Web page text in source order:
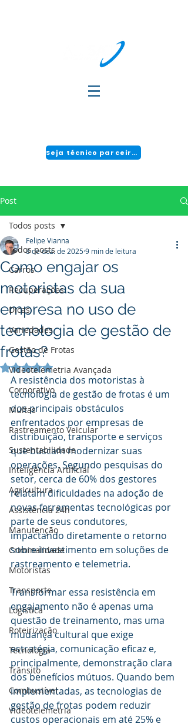
Seja técnico parceiro!
Post
Todos posts
Carros
Recuperações
Dicas
Variedades
Gestão de Frotas
Videotelemetria Avançada
Corporativo
Multas
Rastreamento Veicular
Sustentabilidade
Inteligência Artificial
Agricultura
Assistência 24h
Manutenção
Criminalidade
Motoristas
Transporte
Logística
Roteirização
Tecnologia
Trânsito
Combustível
Videotelemetria
Todos posts
Como engajar os
motoristas da sua
empresa no uso de
tecnologia de gestão de
frotas?
Felipe Vianna
8 de dez. de 20259 min de leitura
Avaliado com NaN de 5 estrelas.
A resistência dos motoristas à
tecnologia de gestão de frotas é um
dos principais obstáculos
enfrentados por empresas de
distribuição, transporte e serviços
que buscam modernizar suas
operações. Segundo pesquisas do
setor, cerca de 60% dos gestores
relatam dificuldades na adoção de
novas ferramentas tecnológicas por
parte de seus condutores,
impactando diretamente o retorno
sobre investimento em soluções de
rastreamento e telemetria.
Transformar essa resistência em
engajamento não é apenas uma
questão de treinamento, mas uma
mudança cultural que exige
estratégia, comunicação eficaz e,
principalmente, demonstração clara
dos benefícios mútuos. Quando bem
implementadas, as tecnologias de
gestão de frotas podem reduzir
custos operacionais em até 25% e